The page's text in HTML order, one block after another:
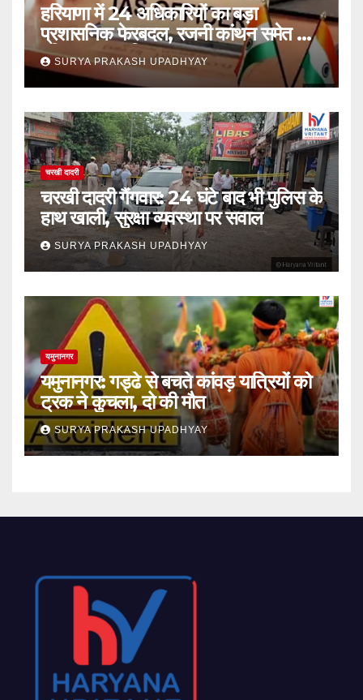
हरियाणा में 24 अधिकारियों का बड़ा
प्रशासनिक फेरबदल, रजनी कांथन समेत कई
वरिष्ठ IAS शामिल
SURYA PRAKASH UPADHYAY
चरखी दादरी
चरखी दादरी गैंगवार: 24 घंटे बाद भी पुलिस के
हाथ खाली, सुरक्षा व्यवस्था पर सवाल
SURYA PRAKASH UPADHYAY
यमुनानगर
यमुनानगर: गड्ढे से बचते कांवड़ यात्रियों को
ट्रक ने कुचला, दो की मौत
SURYA PRAKASH UPADHYAY